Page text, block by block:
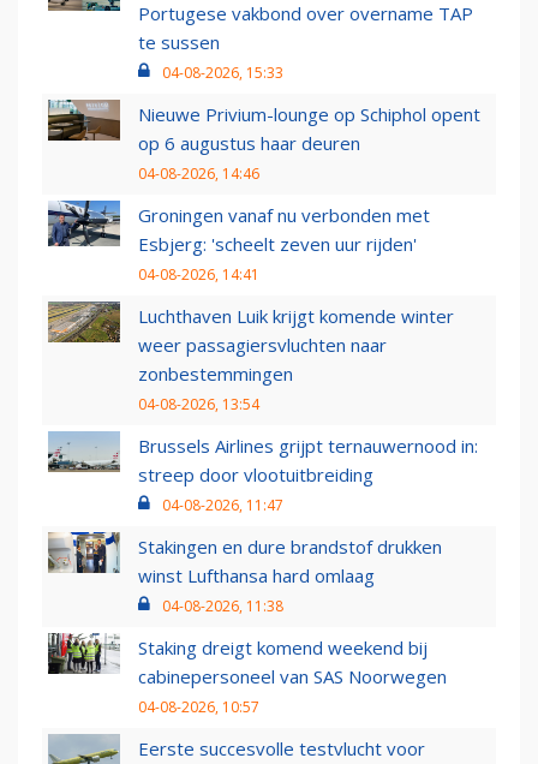
Portugese vakbond over overname TAP
te sussen
04-08-2026, 15:33
Nieuwe Privium-lounge op Schiphol opent
op 6 augustus haar deuren
04-08-2026, 14:46
Groningen vanaf nu verbonden met
Esbjerg: 'scheelt zeven uur rijden'
04-08-2026, 14:41
Luchthaven Luik krijgt komende winter
weer passagiersvluchten naar
zonbestemmingen
04-08-2026, 13:54
Brussels Airlines grijpt ternauwernood in:
streep door vlootuitbreiding
04-08-2026, 11:47
Stakingen en dure brandstof drukken
winst Lufthansa hard omlaag
04-08-2026, 11:38
Staking dreigt komend weekend bij
cabinepersoneel van SAS Noorwegen
04-08-2026, 10:57
Eerste succesvolle testvlucht voor